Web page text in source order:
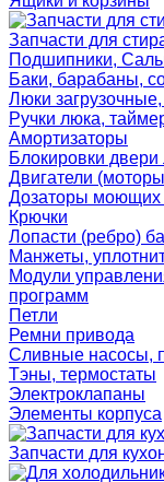
Запчасти для
Подшипники,
Баки, барабаны,
Люки
Ручки люка,
Амортизаторы
Блокировки
Двигатели
Дозаторы моющих
Крючки
Лопасти (ребро)
Манжеты,
Модули
программ
Петли
Ремни привода
Сливные насосы,
Тэны, термостаты
Электроклапаны
Элементы корпуса
Запчасти для